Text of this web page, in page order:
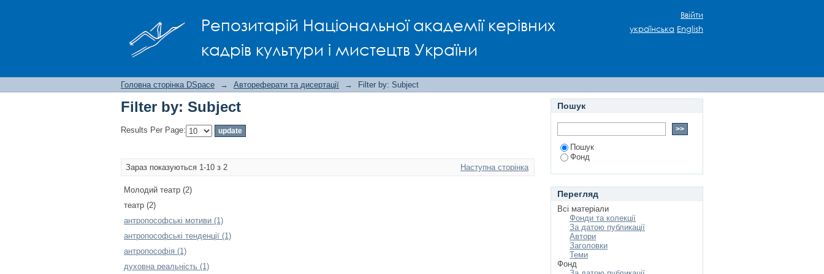
Репозитарій Національної академії керівних
кадрів культури і мистецтв України
Ввійти
українська English
Головна сторінка DSpace → Автореферати та дисертації → Filter by: Subject
Filter by: Subject
Results Per Page:
Зараз показуються 1-10 з 2 Наступна сторінка
Молодий театр (2)
театр (2)
антропософські мотиви (1)
антропософські тенденції (1)
антропософія (1)
духовна реальність (1)
Пошук
Пошук
Фонд
Перегляд
Всі матеріали
Фонди та колекції
За датою публикації
Автори
Заголовки
Теми
Фонд